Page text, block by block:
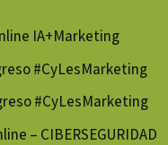
IA+Marketing
#CyLesMarketing
#CyLesMarketing
– CIBERSEGURIDAD